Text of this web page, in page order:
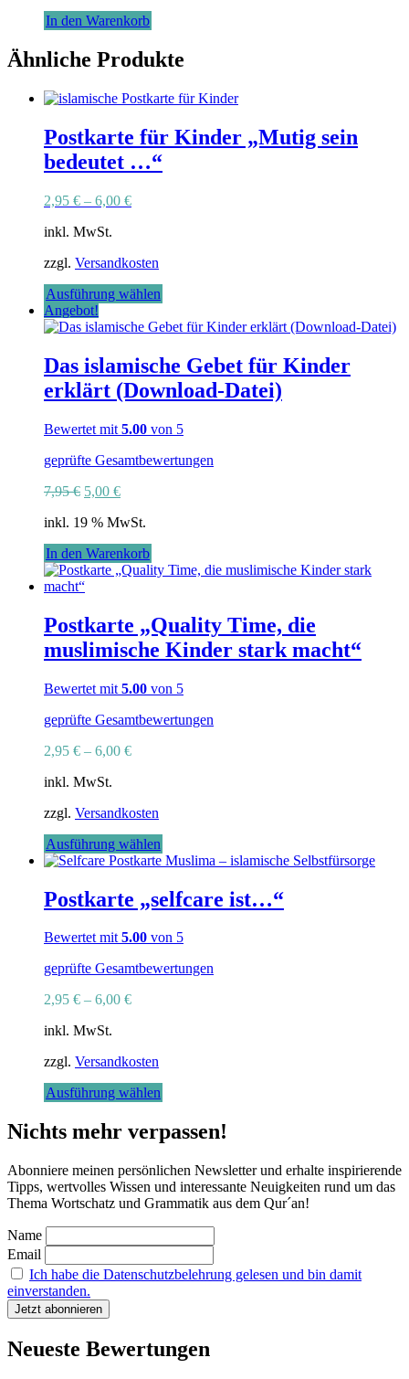
In den Warenkorb
Ähnliche Produkte
Postkarte für Kinder „Mutig sein
bedeutet …“
2,95 € – 6,00 €
inkl. MwSt.
zzgl. Versandkosten
Ausführung wählen
weist
Varianten
auf.
Die
können
auf
der
Angebot!
Das islamische Gebet für Kinder
erklärt (Download-Datei)
Bewertet mit 5.00 von 5
geprüfte Gesamtbewertungen
7,95€ Ursprünglicher
war:
5,00 €Aktueller
ist:
inkl. 19 % MwSt.
In den Warenkorb
Postkarte „Quality Time, die
muslimische Kinder stark macht“
Bewertet mit 5.00 von 5
geprüfte Gesamtbewertungen
2,95 € – 6,00 €
inkl. MwSt.
zzgl. Versandkosten
Ausführung wählen
Produkt
mehrere
Varianten
Die
können
Postkarte „selfcare ist…“
Bewertet mit5.00 von 5
geprüfte Gesamtbewertungen
2,95 € – 6,00 €
inkl. MwSt.
zzgl. Versandkosten
Ausführung wählen
weist
mehrere
auf.
Die
Optionen
können
Produktseite
Nichts mehr verpassen!
Abonniere meinen persönlichen Newsletter und erhalte inspirierende
Tipps, wertvolles Wissen und interessante Neuigkeiten rund um das
Thema Wortschatz und Grammatik aus dem Qur´an!
Name
Email
Ich habe die Datenschutzbelehrung gelesen und bin damit
einverstanden.
Neueste Bewertungen